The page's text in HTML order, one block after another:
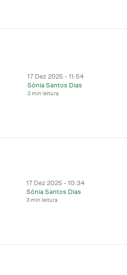
17 Dez 2025 - 11:54
Sónia Santos Dias
3 min leitura
17 Dez 2025 - 10:34
Sónia Santos Dias
3 min leitura